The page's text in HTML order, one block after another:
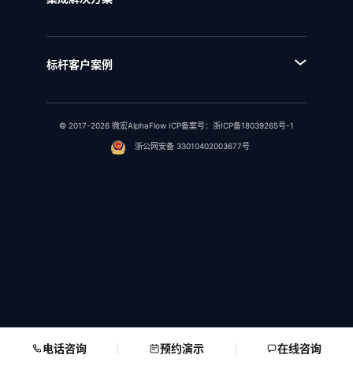
■ IPD研发项目管理
■ RSM法规标准管理
■ 金蝶流程集成
标杆客户案例
© 2017-2026 微宏AlphaFlow ICP备案号： 浙ICP备18039265号-1
浙公网安备 33010402003677号
电话咨询 预约演示 在线咨询